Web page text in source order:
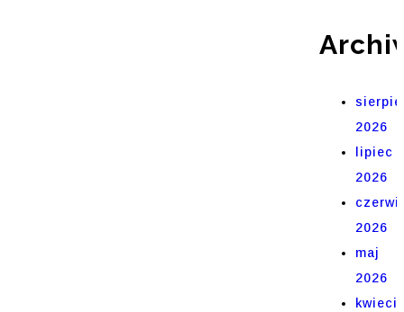
2026
lipiec
2026
2026
maj
2026